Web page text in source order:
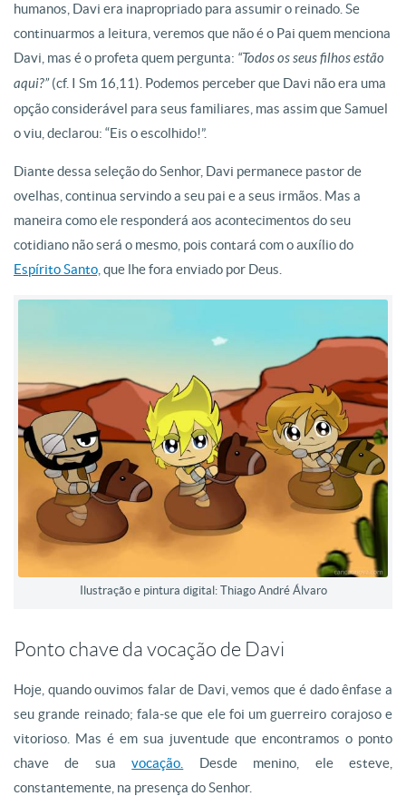
humanos, Davi era inapropriado para assumir o reinado. Se
continuarmos a leitura, veremos que não é o Pai quem menciona
Davi, mas é o profeta quem pergunta: “Todos os seus filhos estão
aqui?”(cf. I Sm 16,11). Podemos perceber que Davi não era uma
opção considerável para seus familiares, mas assim que Samuel
o viu, declarou: “Eis o escolhido!”.
Diante dessa seleção do Senhor, Davi permanece pastor de
ovelhas, continua servindo a seu pai e a seus irmãos. Mas a
maneira como ele responderá aos acontecimentos do seu
cotidiano não será o mesmo, pois contará com o auxílio do
Espírito Santo, que lhe fora enviado por Deus.
Ilustração e pintura digital: Thiago André Álvaro
Ponto chave da vocação de Davi
Hoje, quando ouvimos falar de Davi, vemos que é dado ênfase a
seu grande reinado; fala-se que ele foi um guerreiro corajoso e
vitorioso. Mas é em sua juventude que encontramos o ponto
chave de suavocação.
Desde menino, ele esteve,
constantemente, na presença do Senhor.